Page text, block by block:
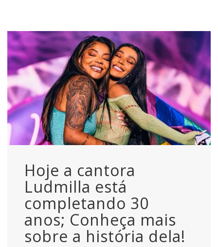
Hoje a cantora
Ludmilla está
completando 30
anos; Conheça mais
sobre a história dela!